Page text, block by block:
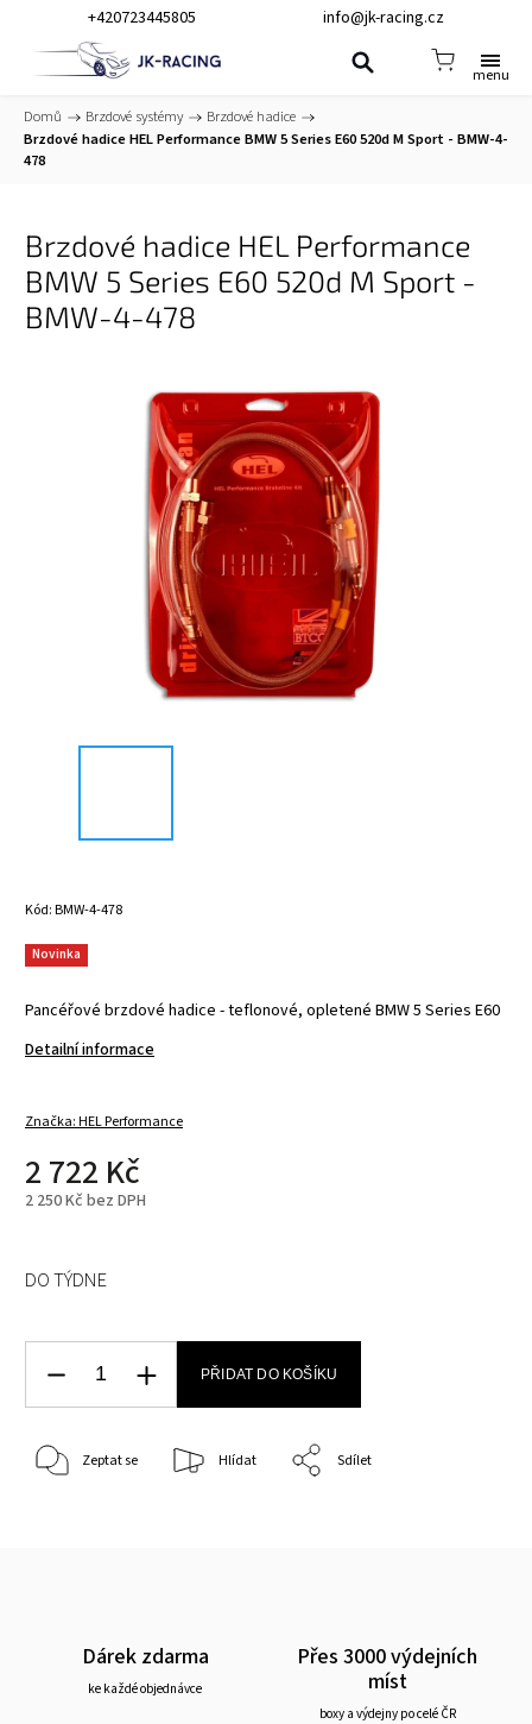
+420723445805 info@jk-racing.cz
Domů / Brzdové systémy / Brzdové hadice /
Brzdové hadice HEL Performance BMW 5 Series E60 520d M Sport - BMW-4-
478
Brzdové hadice HEL Performance
BMW 5 Series E60 520d M Sport -
BMW-4-478
Kód:BMW-4-478
Pancéřové brzdové hadice - teflonové, opletené BMW 5 Series E60
Detailní informace
Novinka
Značka:HEL Performance
2 722 Kč
2 250 Kč bez DPH
DO TÝDNE
PŘIDAT DO KOŠÍKU
Zeptat se Hlídat Sdílet
Dárek zdarma
ke každé objednávce
Přes 3000 výdejních
míst
boxy a výdejny po celé ČR